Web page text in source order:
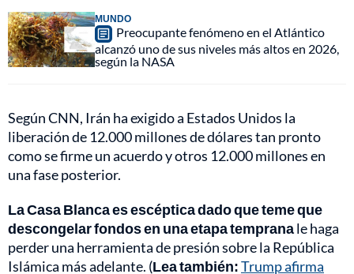
MUNDO
Preocupante fenómeno en el Atlántico
alcanzó uno de sus niveles más altos en 2026,
según la NASA
Según CNN, Irán ha exigido a Estados Unidos la
liberación de 12.000 millones de dólares tan pronto
como se firme un acuerdo y otros 12.000 millones en
una fase posterior.
La Casa Blanca es escéptica dado que teme que
descongelar fondos en una etapa tempranale haga
perder una herramienta de presión sobre la República
Islámica más adelante. (Lea también:Trump afirma